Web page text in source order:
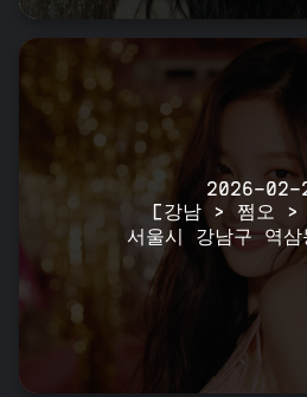
2026-02-
[강남 > 쩜오 >
서울시 강남구 역